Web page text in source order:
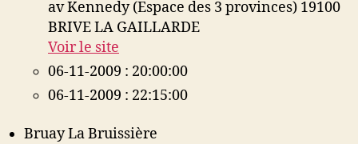
av Kennedy (Espace des 3 provinces) 19100
BRIVE LA GAILLARDE
Voir le site
06-11-2009 : 20:00:00
06-11-2009 : 22:15:00
Bruay La Bruissière